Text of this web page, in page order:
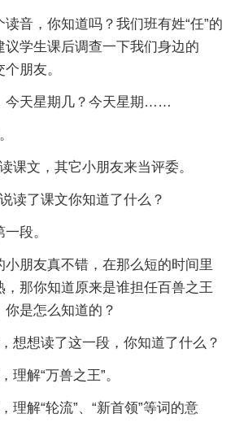
音，你知道吗？我们班有姓“任”的
议学生课后调查一下我们身边的
朋友。
今天星期几？今天星期……
课文，其它小朋友来当评委。
读了课文你知道了什么？
段。
小朋友真不错，在那么短的时间里
，那你知道原来是谁担任百兽之王
是怎么知道的？
想想读了这一段，你知道了什么？
理解“万兽之王”。
理解“轮流”、“新首领”等词的意